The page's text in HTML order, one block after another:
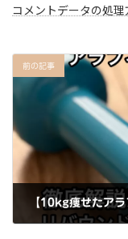
コメントデータの処
前の記事